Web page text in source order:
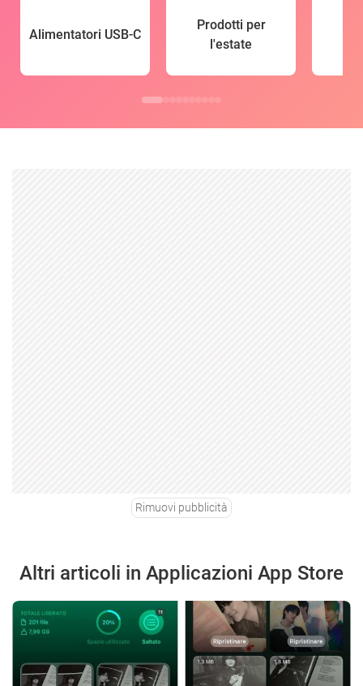
Alimentatori USB-C
Prodotti per
l'estate
Rimuovi pubblicità
Altri articoli in Applicazioni App Store